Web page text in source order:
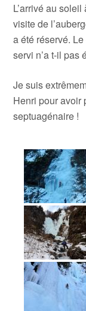
L’arrivé au soleil
visite de
a été réservé.
servi n’a t-il pas
Je suis
Henri pour avoir
septuagénaire !